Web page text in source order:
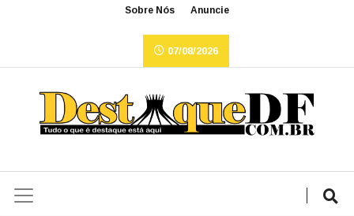
Sobre Nós Anuncie
07/08/2026